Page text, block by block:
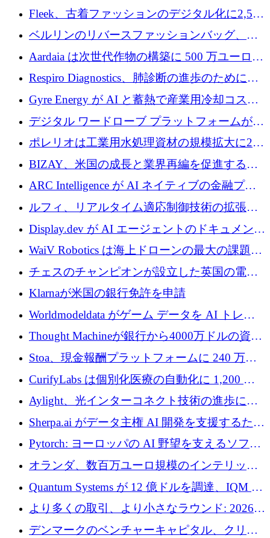
ップFintoが340万ドルを調達、シリコンバレ
ーではなくミュンヘンを選んだと語る
Fleek、古着ファッションのデジタル化に2,500
万ドルを確保
ベルリンのリバースファッションバッグ、繊
維仕分け規模拡大に7桁の資金調達
Aardaia は次世代作物の構築に 500 万ユーロを
寄付
Respiro Diagnostics、肺診断の進歩のために
100 万ポンドを確保
Gyre Energy が AI と蓄熱で産業用冷却コスト
を削減するために 130 万ドルを調達
デジタル ワードローブ プラットフォームが
1,000 万人のユーザーに到達し、Whering が
700 万ドルを獲得
ポレリオは工業用水処理資材の規模拡大に240
万ユーロを確保
BIZAY、米国の成長と業界再編を促進するた
めに5,500万ドルを確保
ARC Intelligence が AI ネイティブの金融プラ
ットフォームを拡大するために 400 万ユーロ
ルフィ、リアルタイム適応制御技術の拡張に
810万ポンドを確保
Display.dev が AI エージェントのドキュメント
コラボレーションを強化するために 47 万ユー
WaiV Robotics は海上ドローンの最大の課題の
1 つをどのように解決しているか
チェスのチャンピオンが設立した英国の電池
材料スタートアップ TaiSan が 465 万ポンドを
Klarnaが米国の銀行免許を申請
Worldmodeldata がゲーム データを AI トレー
ニングに変えるために 700 万ポンドを獲得
Thought Machineが銀行から4000万ドルの資金
調達、年間収益1億ドルを突破
Stoa、現金報酬プラットフォームに 240 万ド
ルを確保
CurifyLabs は個別化医療の自動化に 1,200 万
ユーロを寄付
Aylight、光インターコネクト技術の進歩に向
けて450万ユーロのプレシードラウンドを終了
Sherpa.ai がデータ主権 AI 開発を支援するため
に 1,800 万ドルを調達
Pytorch: ヨーロッパの AI 野望を支えるソフト
ウェア層
オランダ、数百万ユーロ規模のインテリック
との提携で軍用ドローンにソフトウェアファ
ースト戦略を採用
Quantum Systems が 12 億ドルを調達、IQM が
米国の主要取引所で初の欧州量子企業とな
る、6 月に欧州のスタートアップ資金調達
より多くの取引、より小さなラウンド: 2026
年 6 月に欧州のスタートアップ資金調達
デンマークのベンチャーキャピタル、クリメ